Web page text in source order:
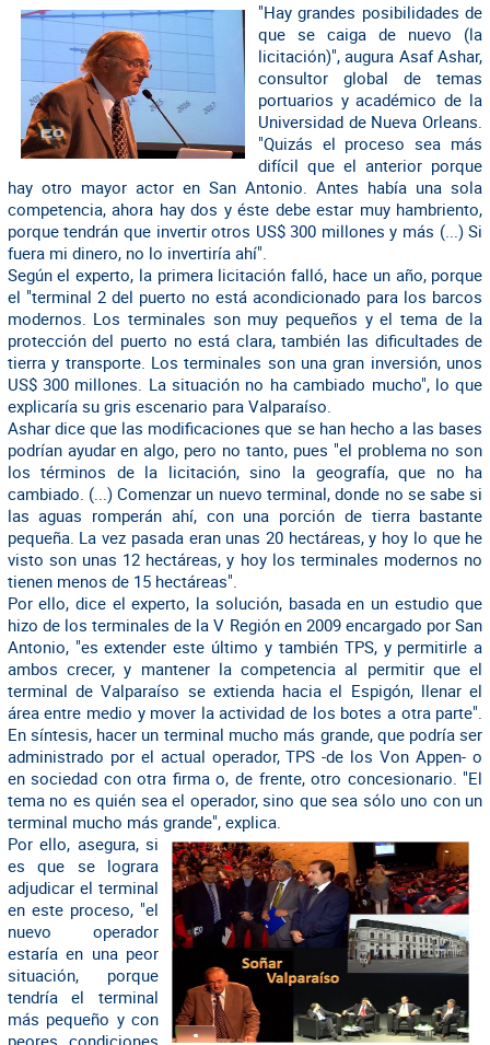
"Hay grandes posibilidades de
que se caiga de nuevo (la
licitación)", augura Asaf Ashar,
consultor global de temas
portuarios y académico de la
Universidad de Nueva Orleans.
"Quizás el proceso sea más
difícil que el anterior porque
hay otro mayor actor en San Antonio. Antes había una sola
competencia, ahora hay dos y éste debe estar muy hambriento,
porque tendrán que invertir otros US$ 300 millones y más (...) Si
fuera mi dinero, no lo invertiría ahí".
Según el experto, la primera licitación falló, hace un año, porque
el "terminal 2 del puerto no está acondicionado para los barcos
modernos. Los terminales son muy pequeños y el tema de la
protección del puerto no está clara, también las dificultades de
tierra y transporte. Los terminales son una gran inversión, unos
US$ 300 millones. La situación no ha cambiado mucho", lo que
explicaría su gris escenario para Valparaíso.
Ashar dice que las modificaciones que se han hecho a las bases
podrían ayudar en algo, pero no tanto, pues "el problema no son
los términos de la licitación, sino la geografía, que no ha
cambiado. (...) Comenzar un nuevo terminal, donde no se sabe si
las aguas romperán ahí, con una porción de tierra bastante
pequeña. La vez pasada eran unas 20 hectáreas, y hoy lo que he
visto son unas 12 hectáreas, y hoy los terminales modernos no
tienen menos de 15 hectáreas".
Por ello, dice el experto, la solución, basada en un estudio que
hizo de los terminales de la V Región en 2009 encargado por San
Antonio, "es extender este último y también TPS, y permitirle a
ambos crecer, y mantener la competencia al permitir que el
terminal de Valparaíso se extienda hacia el Espigón, llenar el
área entre medio y mover la actividad de los botes a otra parte".
En síntesis, hacer un terminal mucho más grande, que podría ser
administrado por el actual operador, TPS -de los Von Appen- o
en sociedad con otra firma o, de frente, otro concesionario. "El
tema no es quién sea el operador, sino que sea sólo uno con un
terminal mucho más grande", explica.
Por ello, asegura, si
es que se lograra
adjudicar el terminal
en este proceso, "el
nuevo operador
estaría en una peor
situación, porque
tendría el terminal
más pequeño y con